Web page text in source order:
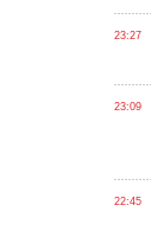
23:27
23:09
22:45